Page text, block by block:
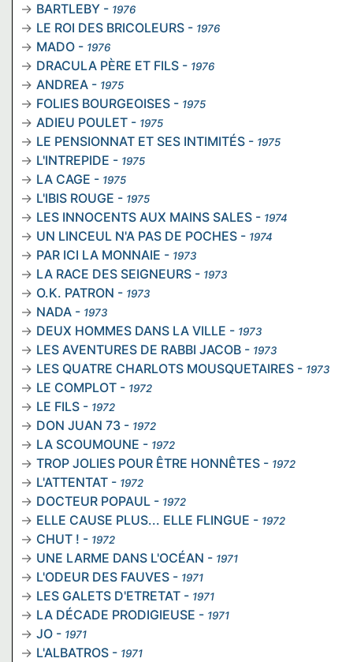
BARTLEBY - 1976
LE ROI DES BRICOLEURS - 1976
MADO - 1976
DRACULA PÈRE ET FILS - 1976
ANDREA - 1975
FOLIES BOURGEOISES - 1975
ADIEU POULET - 1975
LE PENSIONNAT ET SES INTIMITÉS - 1975
L'INTREPIDE - 1975
LA CAGE - 1975
L'IBIS ROUGE - 1975
LES INNOCENTS AUX MAINS SALES - 1974
UN LINCEUL N'A PAS DE POCHES - 1974
PAR ICI LA MONNAIE - 1973
LA RACE DES SEIGNEURS - 1973
O.K. PATRON - 1973
NADA - 1973
DEUX HOMMES DANS LA VILLE - 1973
LES AVENTURES DE RABBI JACOB - 1973
LES QUATRE CHARLOTS MOUSQUETAIRES - 1973
LE COMPLOT - 1972
LE FILS - 1972
DON JUAN 73 - 1972
LA SCOUMOUNE - 1972
TROP JOLIES POUR ÊTRE HONNÊTES - 1972
L'ATTENTAT - 1972
DOCTEUR POPAUL - 1972
ELLE CAUSE PLUS... ELLE FLINGUE - 1972
CHUT ! - 1972
UNE LARME DANS L'OCÉAN - 1971
L'ODEUR DES FAUVES - 1971
LES GALETS D'ETRETAT - 1971
LA DÉCADE PRODIGIEUSE - 1971
JO - 1971
L'ALBATROS - 1971